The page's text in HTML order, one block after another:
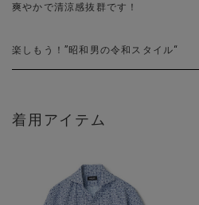
爽やかで清涼感抜群です！
楽しもう！”昭和男の令和スタイル“
着用アイテム